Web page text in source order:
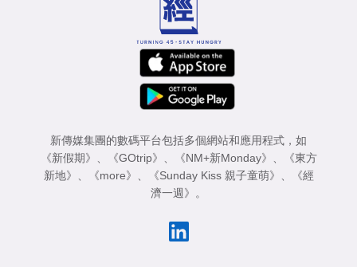
新傳媒集團的數碼平台包括多個網站和應用程式，如
《新假期》
《GOtrip》 《NM+新Monday》
《東方
新地》
《more》 《Sunday Kiss 親子童萌》
《經
濟一週》
。